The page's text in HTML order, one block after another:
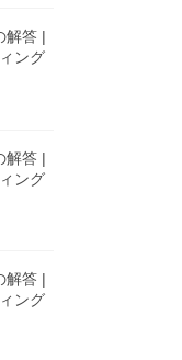
解答 |
ング
解答 |
ング
解答 |
ング